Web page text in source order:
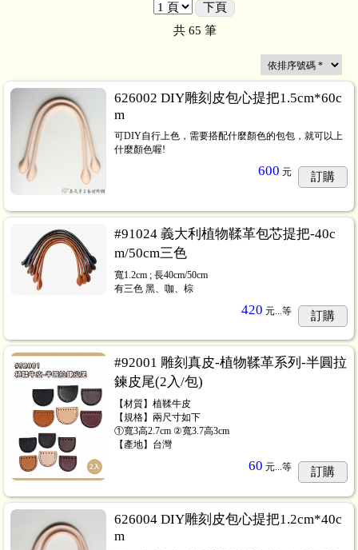
下頁
共 65 筆
626002 DIY雕刻皮包心提把1.5cm*60c
m
可DIY自行上色，需要搭配什麼顏色的包包，就可以上
什麼顏色喔!
600 元 訂購
#91024 義大利植物鞣革包芯提把-40c
m/50cm三色
寬1.2cm ; 長40cm/50cm
有三色 黑、咖、棕
420 元...等 訂購
#92001 雕刻真皮-植物鞣革系列-半圓拉
鍊皮尾(2入/包)
【材質】植鞣牛皮
【規格】兩尺寸如下
①寬3高2.7cm ②寬3.7高3cm
【產地】台灣
60 元...等 訂購
626004 DIY雕刻皮包心提把1.2cm*40c
m